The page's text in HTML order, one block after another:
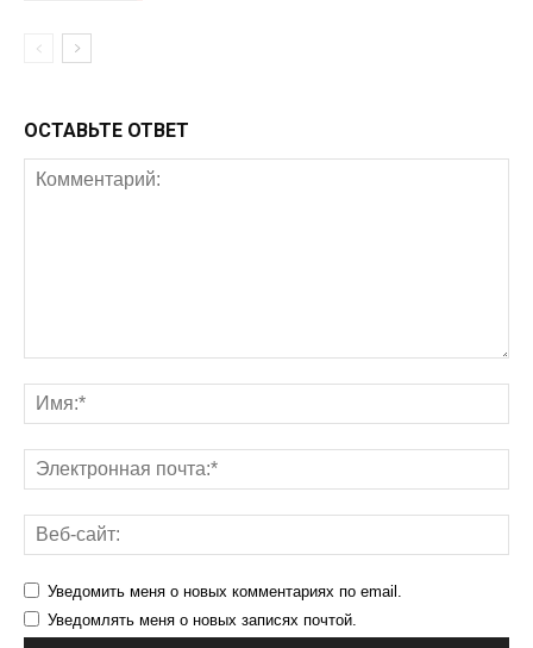
ОСТАВЬТЕ ОТВЕТ
Уведомить меня о новых комментариях по email.
Уведомлять меня о новых записях почтой.